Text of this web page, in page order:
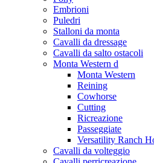
Embrioni
Puledri
Stalloni da monta
Cavalli da dressage
Cavalli da salto ostacoli
Monta Western d
Monta Western
Reining
Cowhorse
Cutting
Ricreazione
Passeggiate
Versatility Ranch
Cavalli da volteggio